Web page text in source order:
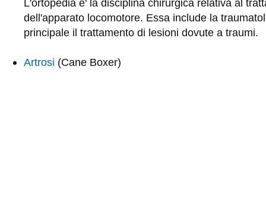
L'ortopedia e' la disciplina chirurgica relativa al
dell'apparato locomotore. Essa include la
principale il trattamento di lesioni dovute a traumi.
Artrosi (Cane Boxer)